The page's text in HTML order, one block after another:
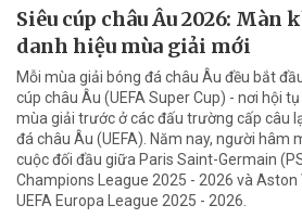
Siêu cúp châu Âu 2026: Màn
danh hiệu mùa giải mới
Mỗi mùa giải bóng đá châu Âu đều bắt
cúp châu Âu (UEFA Super Cup) - nơi hội
mùa giải trước ở các đấu trường cấp câu
đá châu Âu (UEFA). Năm nay, người hâm
cuộc đối đầu giữa Paris Saint-Germain
Champions League 2025 - 2026 và Aston
UEFA Europa League 2025 - 2026.